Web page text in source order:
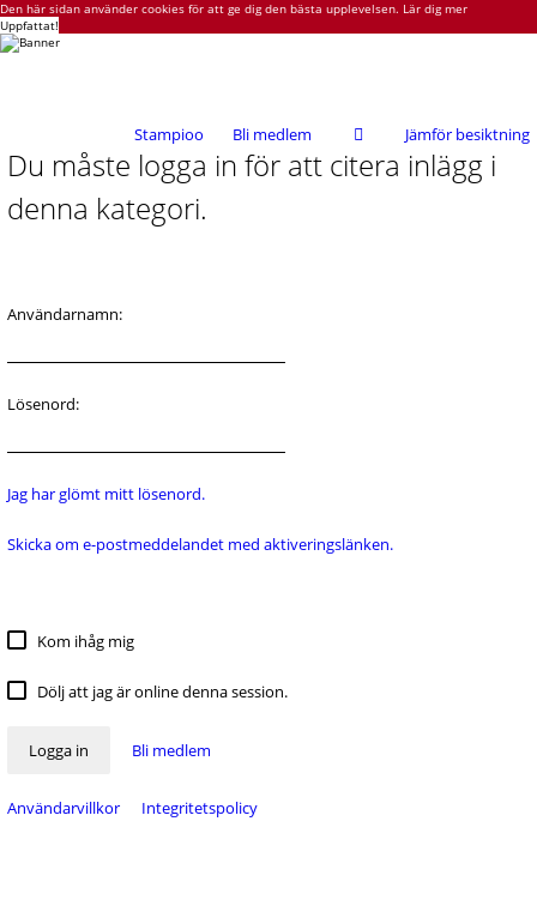
Den här sidan använder cookies för att ge dig den bästa upplevelsen. Lär dig mer
Uppfattat!
Stampioo Bli medlem Jämför besiktning
Du måste logga in för att citera inlägg i
denna kategori.
Användarnamn:
Lösenord:
Jag har glömt mitt lösenord.
Skicka om e-postmeddelandet med aktiveringslänken.
Kom ihåg mig
Dölj att jag är online denna session.
Logga in Bli medlem
Användarvillkor Integritetspolicy